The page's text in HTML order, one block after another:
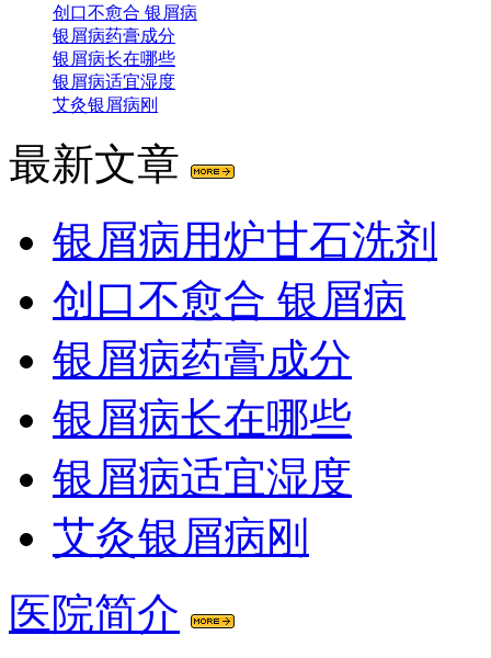
创口不愈合 银屑病
银屑病药膏成分
银屑病长在哪些
银屑病适宜湿度
艾灸银屑病刚
最新文章
银屑病用炉甘石洗剂
创口不愈合 银屑病
银屑病药膏成分
银屑病长在哪些
银屑病适宜湿度
艾灸银屑病刚
医院简介